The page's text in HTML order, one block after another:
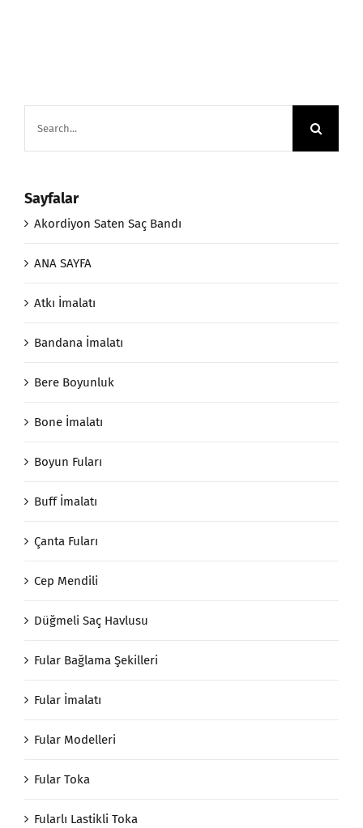
Sayfalar
Akordiyon Saten Saç Bandı
ANA SAYFA
Atkı İmalatı
Bandana İmalatı
Bere Boyunluk
Bone İmalatı
Boyun Fuları
Buff İmalatı
Çanta Fuları
Cep Mendili
Düğmeli Saç Havlusu
Fular Bağlama Şekilleri
Fular İmalatı
Fular Modelleri
Fular Toka
Fularlı Lastikli Toka